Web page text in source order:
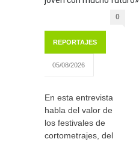
0
REPORTAJES
05/08/2026
En esta entrevista
habla del valor de
los festivales de
cortometrajes, del